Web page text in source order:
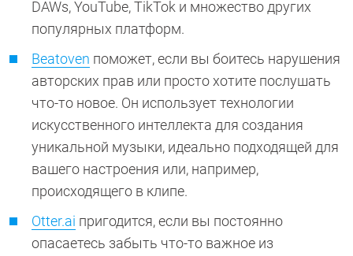
DAWs, YouTube, TikTok и множество других
популярных платформ.
Beatoven поможет, если вы боитесь нарушения
авторских прав или просто хотите послушать
что-то новое. Он использует технологии
искусственного интеллекта для создания
уникальной музыки, идеально подходящей для
вашего настроения или, например,
происходящего в клипе.
Otter.ai пригодится, если вы постоянно
опасаетесь забыть что-то важное из